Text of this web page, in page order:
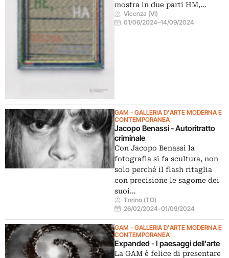
mostra in due parti HM,…
Vicenza (VI)
01/06/2024–14/09/2024
GAM - GALLERIA D'ARTE MODERNA E
CONTEMPORANEA
Jacopo Benassi - Autoritratto
criminale
Con Jacopo Benassi la
fotografia si fa scultura, non
solo perché il flash ritaglia
con precisione le sagome dei
suoi…
Torino (TO)
26/02/2024–01/09/2024
GAM - GALLERIA D'ARTE MODERNA E
CONTEMPORANEA
Expanded - I paesaggi dell'arte
La GAM è felice di presentare